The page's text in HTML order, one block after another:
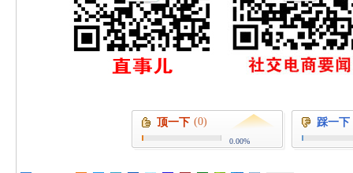
顶一下 (0)
0.00%
踩一下